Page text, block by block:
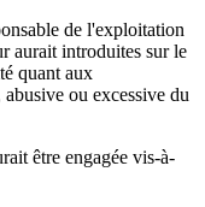
de l'exploitation
aurait introduites sur le
quant aux
ou excessive du
être engagée vis-à-